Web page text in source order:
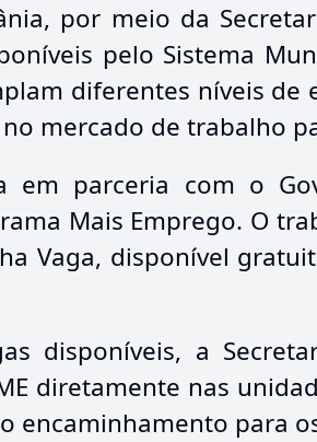
por meio da
pelo Sistema
diferentes níveis de
mercado de trabalho
em parceria com o
Mais Emprego. O
Vaga, disponível
disponíveis, a
diretamente nas
encaminhamento para